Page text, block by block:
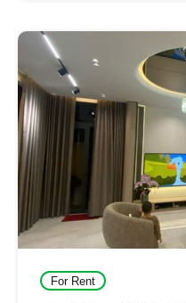
For Rent